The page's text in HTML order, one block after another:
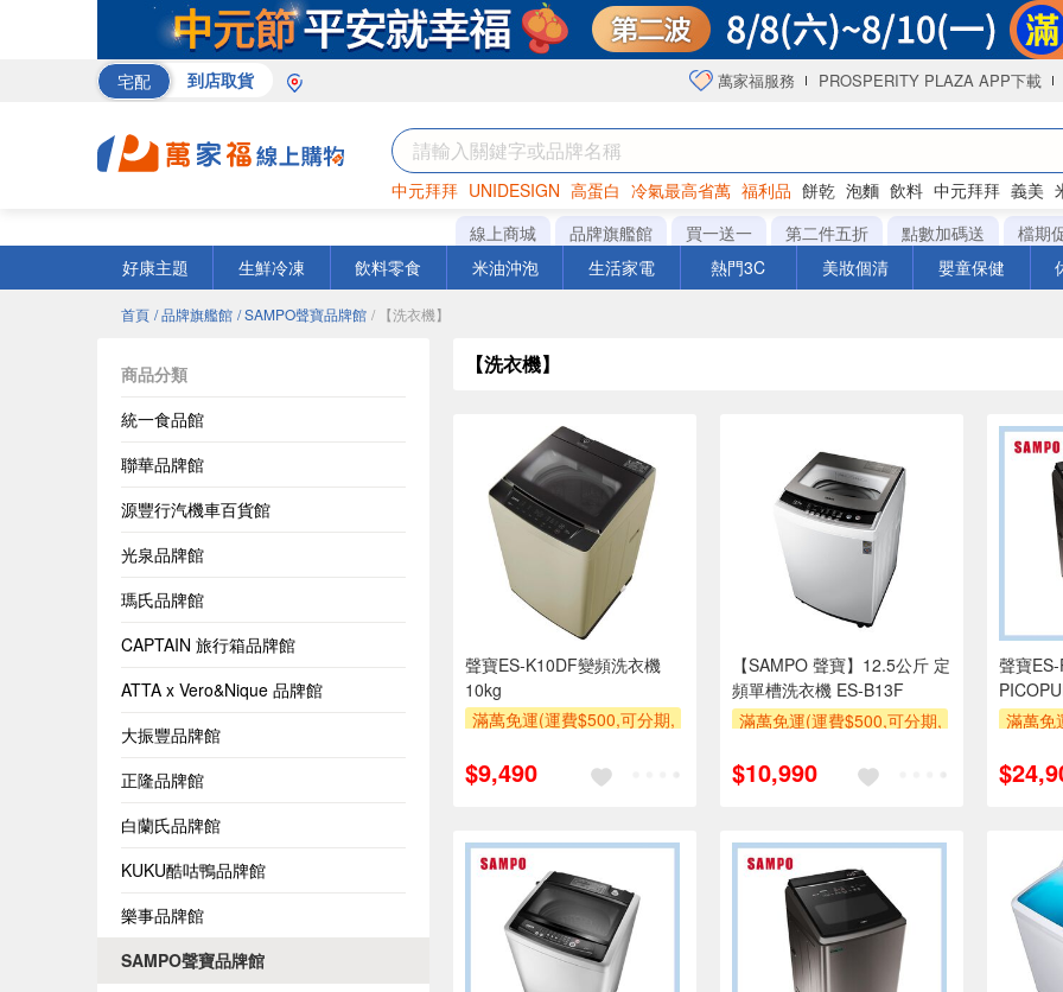
宅配 到店取貨 萬家福服務 PROSPERITY PLAZA APP下載
中元拜拜 UNIDESIGN 高蛋白 冷氣最高省萬 福利品 餅乾 泡麵 飲料 中元拜拜 義美
罐頭 咖啡 海苔
線上商城 品牌旗艦館 買一送一 第二件五折 點數加碼送 檔期
好康主題
生鮮冷凍 飲料零食 米油沖泡 生活家電 熱門3C 美妝個清 嬰童保健
首頁 / 品牌旗艦館 / SAMPO聲寶品牌館 / 【洗衣機】
商品分類
統一食品館
聯華品牌館
源豐行汽機車百貨館
光泉品牌館
瑪氏品牌館
CAPTAIN 旅行箱品牌館
ATTA x Vero&Nique 品牌館
大振豐品牌館
正隆品牌館
白蘭氏品牌館
KUKU酷咕鴨品牌館
樂事品牌館
SAMPO聲寶品牌館
【洗衣機】
聲寶ES-K10DF變頻洗衣機
10kg
滿萬免運(運費$500,可分期,
萬元及使用6期以上分期0利
$9,490
【SAMPO 聲寶】12.5公斤 定
頻單槽洗衣機 ES-B13F
滿萬免運(運費$500,可分期,
萬元及使用6期以上分期0利
$10,990
聲寶
滿萬免
萬元及